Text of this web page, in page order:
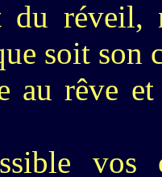
du réveil,
soit son
au rêve
vos